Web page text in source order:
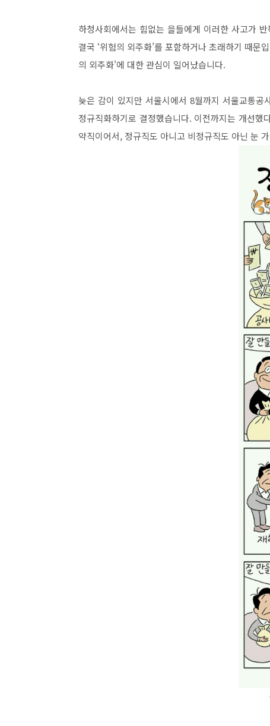
하청사회에서는 힘없는 을들에게 이러한 사고가
결국 ‘위험의 외주화’를 포함하거나 초래하기 때
의 외주화'에 대한 관심이 일어났습니다.
늦은 감이 있지만 서울시에서 8월까지 서울교통
정규직화하기로 결정했습니다. 이전까지는 개선
약직이어서, 정규직도 아니고 비정규직도 아닌 눈